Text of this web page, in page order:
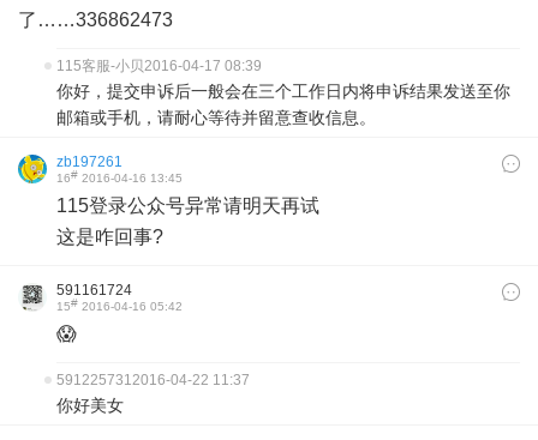
了……336862473
115客服-小贝2016-04-17 08:39
你好，提交申诉后一般会在三个工作日内将申诉结果发送至你
邮箱或手机，请耐心等待并留意查收信息。
zb197261
16# 2016-04-16 13:45
115登录公众号异常请明天再试
这是咋回事?
591161724
15# 2016-04-16 05:42
😱
5912257312016-04-22 11:37
你好美女